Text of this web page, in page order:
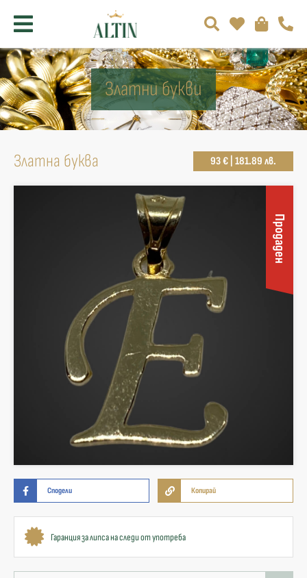
Златни букви
Златна буква 93 € | 181.89 лв.
Продаден
Сподели Копирай
Гаранция за липса на следи от употреба